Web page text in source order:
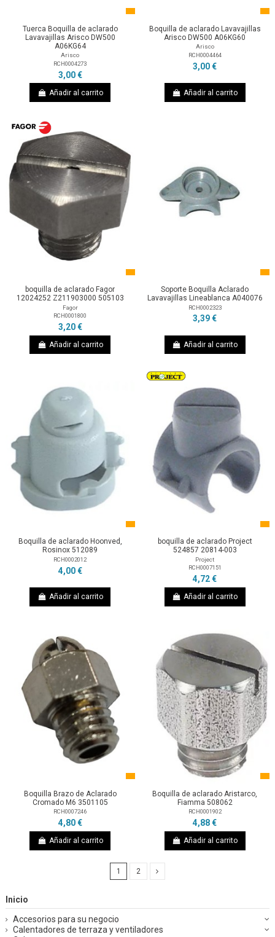
Tuerca Boquilla de aclarado
Lavavajillas Arisco DW500
A06KG64
Arisco
RCH0004273
3,00 €
Añadir al carrito
Boquilla de aclarado Lavavajillas
Arisco DW500 A06KG60
Arisco
RCH0004464
3,00 €
Añadir al carrito
boquilla de aclarado Fagor
12024252 Z211903000 505103
Fagor
RCH0001800
3,20 €
Añadir al carrito
Soporte Boquilla Aclarado
Lavavajillas Lineablanca A040076
RCH0002323
3,39 €
Añadir al carrito
Boquilla de aclarado Hoonved,
Rosinox 512089
RCH0002012
4,00 €
Añadir al carrito
boquilla de aclarado Project
524857 20814-003
Project
RCH0007151
4,72 €
Añadir al carrito
Boquilla Brazo de Aclarado
Cromado M6 3501105
RCH0007246
4,80 €
Añadir al carrito
Boquilla de aclarado Aristarco,
Fiamma 508062
RCH0001902
4,88 €
Añadir al carrito
1 2
Inicio
Accesorios para su negocio
Calentadores de terraza y ventiladores